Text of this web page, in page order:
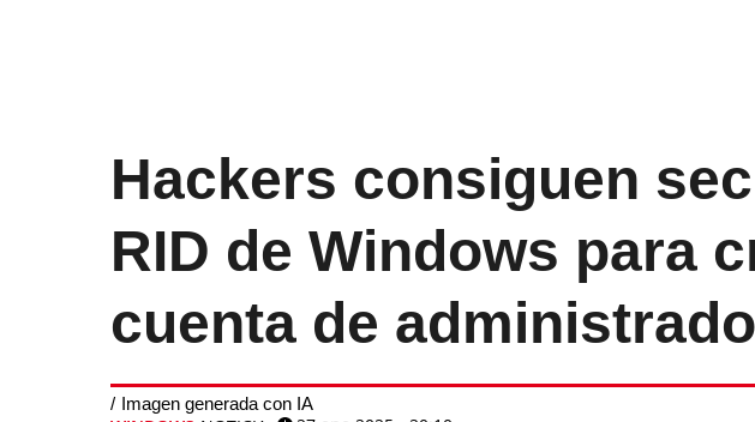
Hackers consiguen
RID de Windows para
cuenta de
Imagen generada con IA